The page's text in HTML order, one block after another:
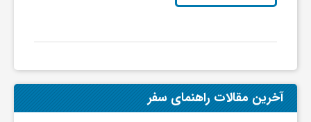
آخرین مقالات راهنمای سفر